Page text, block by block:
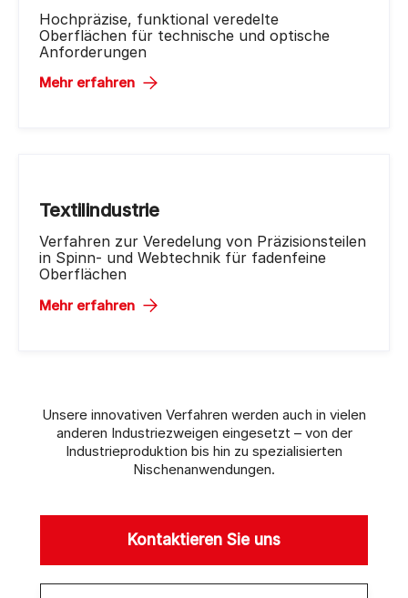
Hochpräzise, funktional veredelte
Oberflächen für technische und optische
Anforderungen
Mehr erfahren
Textilindustrie
Verfahren zur Veredelung von Präzisionsteilen
in Spinn- und Webtechnik für fadenfeine
Oberflächen
Mehr erfahren
Unsere innovativen Verfahren werden auch in vielen
anderen Industriezweigen eingesetzt – von der
Industrieproduktion bis hin zu spezialisierten
Nischenanwendungen.
Kontaktieren Sie uns